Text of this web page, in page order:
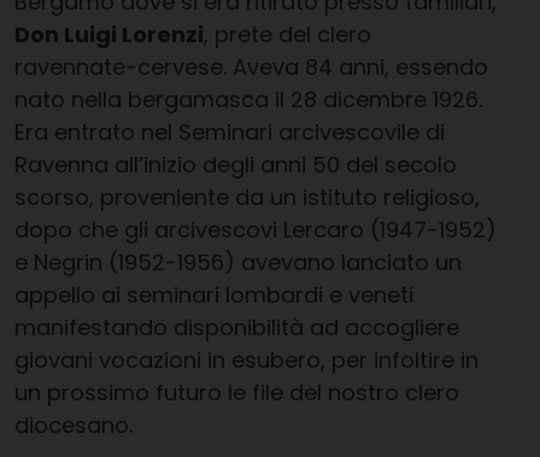
Don Luigi Lorenzi, prete del clero
ravennate-cervese. Aveva 84 anni, essendo
nato nella bergamasca il 28 dicembre 1926.
Era entrato nel Seminari arcivescovile di
Ravenna all’inizio degli anni 50 del secolo
scorso, proveniente da un istituto religioso,
dopo che gli arcivescovi Lercaro (1947-1952)
e Negrin (1952-1956) avevano lanciato un
appello ai seminari lombardi e veneti
manifestando disponibilità ad accogliere
giovani vocazioni in esubero, per infoltire in
un prossimo futuro le file del nostro clero
diocesano.